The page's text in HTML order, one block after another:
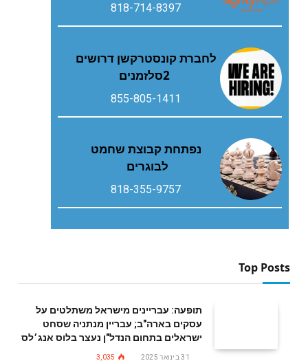
818-714-8397
‬2‭ ‬סלזמנים
855-805-1411
נפתחת קבוצת שחמט
לבוגרים
818-355-9757
Top Posts
תופעה: עבריינים מישראל משתלטים על
עסקים בארה"ב; עבריין מנתניה שסחט
ישראלים בתחום הנדל"ן נעצר בלוס אנג׳לס
31 בינואר 2025 3,035